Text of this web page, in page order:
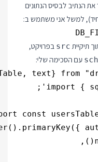
את הנתיב לבסיס הנתונים
תיקיית src בפרויקט,
עם הסכימה שלי: